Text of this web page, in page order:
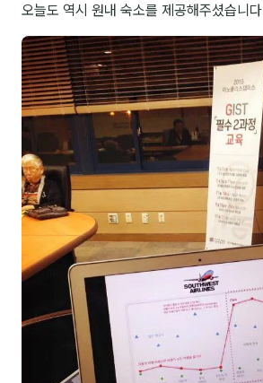
📚 인문학 · 교양
🤲 협력강사 과정
온라인강의 NEW
📈 B2B 마케팅
🤖 AI 실무
🧭 기획·전략
강사
오늘도 역시 원내 숙소를 제공해주셨습니다